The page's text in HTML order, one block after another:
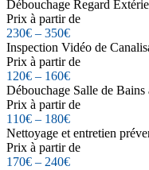
Débouchage Regard
Prix à partir de
230€ – 350€
Inspection Vidéo de
Prix à partir de
120€ – 160€
Débouchage Salle de Bains
Prix à partir de
110€ – 180€
Nettoyage et entretien
Prix à partir de
170€ – 240€